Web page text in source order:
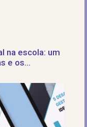
na escola: um
e os